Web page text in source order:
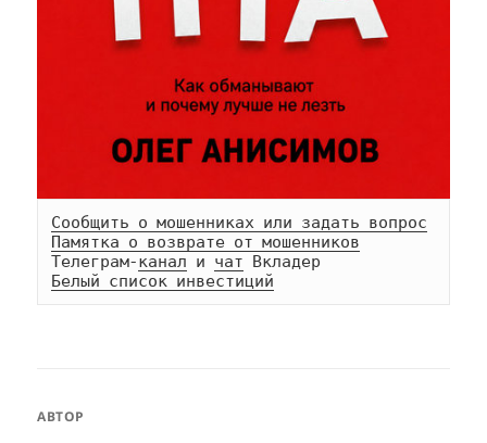
Сообщить о мошенниках или задать вопрос
Памятка о возврате от мошенников
Телеграм-канал и чат
Белый список инвестиций
АВТОР